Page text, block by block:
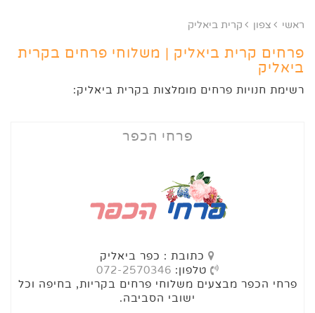
ראשי צפון קרית ביאליק
פרחים קרית ביאליק | משלוחי פרחים בקרית
ביאליק
רשימת חנויות פרחים מומלצות בקרית ביאליק:
פרחי הכפר
כתובת : כפר ביאליק
טלפון: 072-2570346
פרחי הכפר מבצעים משלוחי פרחים בקריות, בחיפה וכל
ישובי הסביבה.